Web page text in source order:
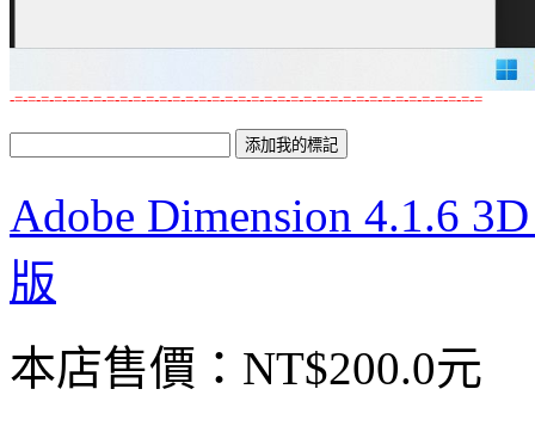
-=-=-=-=-=-=-=-=-=-=-=-=-=-=-=-=-=-=-=-=-=-=-=-=-=-=-=-=-=-=-=-=-=-=-=-=
Adobe Dimension 4.1.6
版
本店售價： NT$200.0元